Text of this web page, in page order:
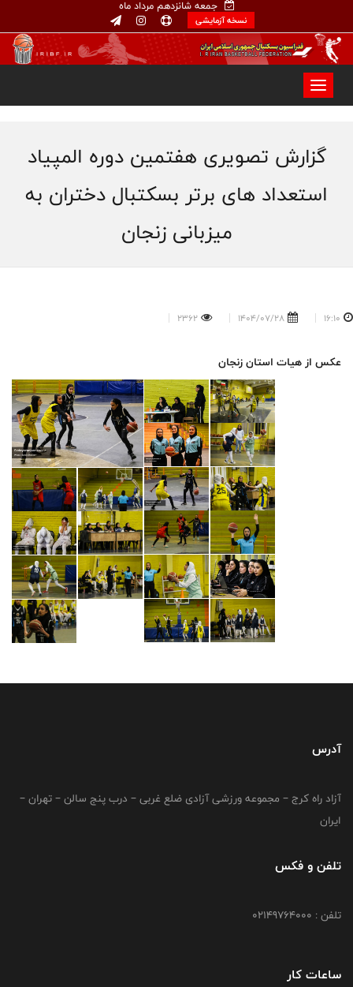
جمعه شانزدهم مرداد ماه
نسخه آزمایشی
گزارش تصویری هفتمین دوره المپیاد
استعداد های برتر بسکتبال دختران به
میزبانی زنجان
16:10
1404/07/28
2362
عکس از هیات استان زنجان
آدرس
آزاد راه کرج – مجموعه ورزشی آزادی ضلع غربی – درب پنج سالن – تهران –
ایران
تلفن و فکس
تلفن : 02149764000
ساعات کار